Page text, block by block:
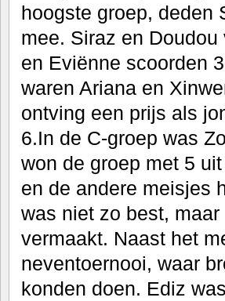
hoogste groep, deden
mee. Siraz en
en Eviënne scoorden
waren Ariana en
ontving een prijs als
6.In de C-groep was
won de groep met 5
en de andere meisjes
was niet zo best,
vermaakt. Naast het
neventoernooi, waar
konden doen. Ediz